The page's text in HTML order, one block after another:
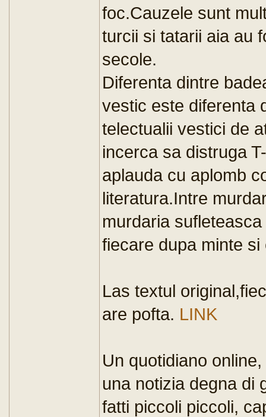
foc.Cauzele sunt
turcii si tatarii aia au
secole.
Diferenta dintre
vestic este diferenta
telectualii vestici de
incerca sa distruga
aplauda cu aplomb
literatura.Intre
murdaria
fiecare dupa minte si
Las textul
are pofta. LINK
Un quotidiano
una notizia degna di
fatti piccoli piccoli,